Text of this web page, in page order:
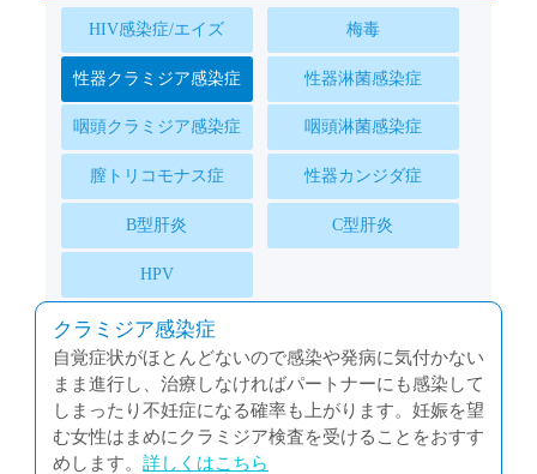
HIV感染症/エイズ 梅毒
性器クラミジア感染症 性器淋菌感染症
咽頭クラミジア感染症 咽頭淋菌感染症
膣トリコモナス症 性器カンジダ症
B型肝炎 C型肝炎
HPV
クラミジア感染症
自覚症状がほとんどないので感染や発病に気付かない
まま進行し、治療しなければパートナーにも感染して
しまったり不妊症になる確率も上がります。妊娠を望
む女性はまめにクラミジア検査を受けることをおすす
めします。 詳しくはこちら